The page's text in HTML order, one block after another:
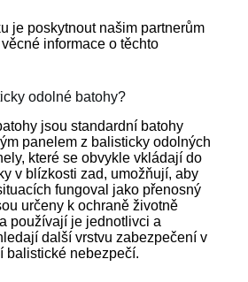
je poskytnout našim partnerům
informace o těchto
odolné batohy?
jsou standardní batohy
panelem z balisticky odolných
které se obvykle vkládají do
v blízkosti zad, umožňují, aby
fungoval jako přenosný
určeny k ochraně životně
používají je jednotlivci a
další vrstvu zabezpečení v
balistické nebezpečí.